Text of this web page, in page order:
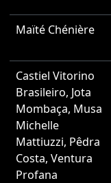
Maïté Chénière
Castiel Vitorino
Brasileiro, Jota
Mombaça, Musa
Michelle
Mattiuzzi, Pêdra
Costa, Ventura
Profana